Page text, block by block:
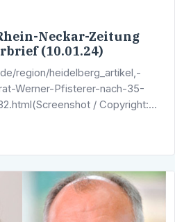
Neckar-Zeitung
(10.01.24)
region/heidelberg_artikel,-
Werner-Pfisterer-nach-35-
/ Copyright: